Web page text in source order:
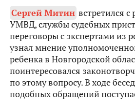
Сергей Митин встретился
УМВД, службы судебных
переговоры с экспертами из
узнал мнение
ребенка в Новгородской
поинтересовался
по этому вопросу. В ходе
подобных обращений